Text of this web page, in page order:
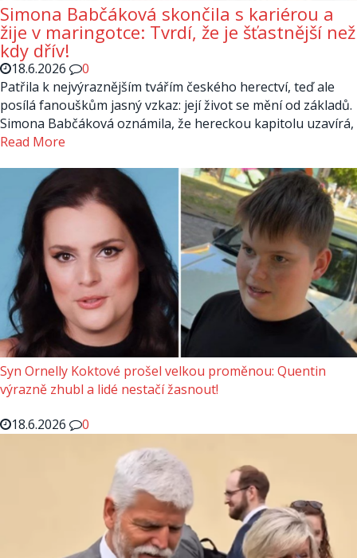
Simona Babčáková skončila s kariérou a
žije v maringotce: Tvrdí, že je šťastnější než
kdy dřív!
18.6.2026
0
Patřila k nejvýraznějším tvářím českého herectví, teď ale
posílá fanouškům jasný vzkaz: její život se mění od základů.
Simona Babčáková oznámila, že hereckou kapitolu uzavírá,
Read More
Syn Ornelly Koktové prošel velkou proměnou: Quentin
výrazně zhubl a lidé nestačí žasnout!
18.6.2026
0